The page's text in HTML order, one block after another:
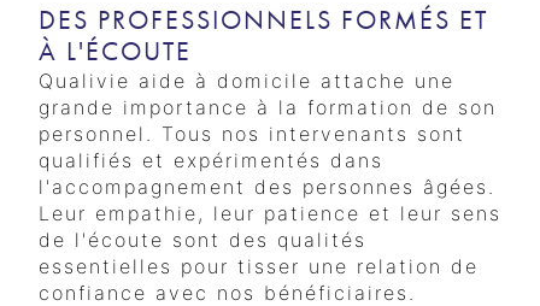
DES PROFESSIONNELS FORMÉS ET
À L'ÉCOUTE
Qualivie aide à domicile attache une
grande importance à la formation de son
personnel. Tous nos intervenants sont
qualifiés et expérimentés dans
l'accompagnement des personnes âgées.
Leur empathie, leur patience et leur sens
de l'écoute sont des qualités
essentielles pour tisser une relation de
confiance avec nos bénéficiaires.